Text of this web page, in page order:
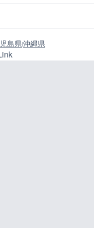
島県|沖縄県